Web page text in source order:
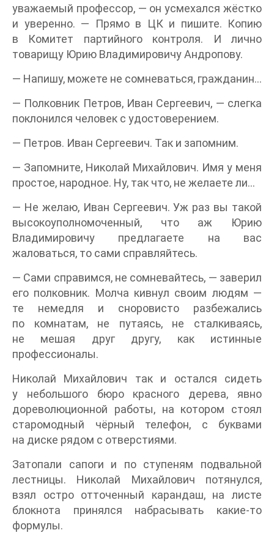
уважаемый профессор, — он усмехался жёстко
и уверенно. — Прямо в ЦК и пишите. Копию
в Комитет партийного контроля. И лично
товарищу Юрию Владимировичу Андропову.
— Напишу, можете не сомневаться, гражданин…
— Полковник Петров, Иван Сергеевич, — слегка
поклонился человек с удостоверением.
— Петров. Иван Сергеевич. Так и запомним.
— Запомните, Николай Михайлович. Имя у меня
простое, народное. Ну, так что, не желаете ли…
— Не желаю, Иван Сергеевич. Уж раз вы такой
высокоуполномоченный, что аж Юрию
Владимировичу предлагаете на вас
жаловаться, то сами справляйтесь.
— Сами справимся, не сомневайтесь, — заверил
его полковник. Молча кивнул своим людям —
те немедля и сноровисто разбежались
по комнатам, не путаясь, не сталкиваясь,
не мешая друг другу, как истинные
профессионалы.
Николай Михайлович так и остался сидеть
у небольшого бюро красного дерева, явно
дореволюционной работы, на котором стоял
старомодный чёрный телефон, с буквами
на диске рядом с отверстиями.
Затопали сапоги и по ступеням подвальной
лестницы. Николай Михайлович потянулся,
взял остро отточенный карандаш, на листе
блокнота принялся набрасывать какие-то
формулы.